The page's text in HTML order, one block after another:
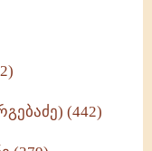
(442)